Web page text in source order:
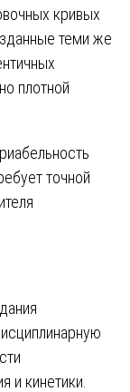
кривых
теми же
плотной
точной
и кинетики.